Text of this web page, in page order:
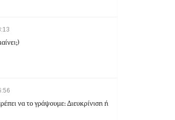
Επετείου - Ποιοι σταθμοί θα
σε κοσμηματοπωλείο - Άρπαξαν
50.000 ευρώ
να το γράψουμε: Διευκρίνιση ή